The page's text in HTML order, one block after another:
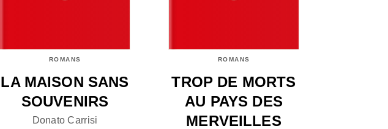
ROMANS
LA MAISON SANS
SOUVENIRS
Donato Carrisi
ROMANS
TROP DE MORTS
AU PAYS DES
MERVEILLES